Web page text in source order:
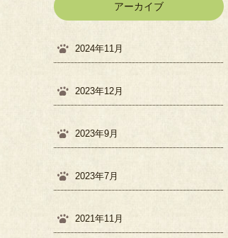
アーカイブ
2024年11月
2023年12月
2023年9月
2023年7月
2021年11月